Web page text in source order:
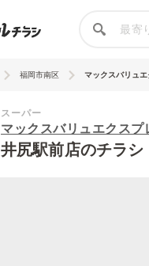
福岡市南区 マックスバリュ
スーパー
マックスバリュエクスプ
井尻駅前店のチラシ